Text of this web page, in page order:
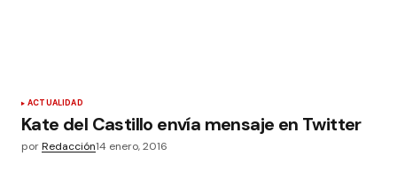
ACTUALIDAD
Kate del Castillo envía mensaje en Twitter
porRedacción14 enero, 2016